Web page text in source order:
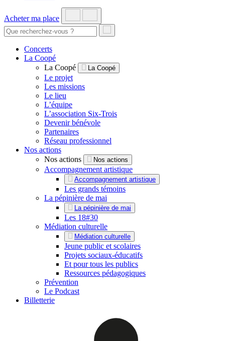
Acheter ma place
Concerts
La Coopé
La Coopé
La Coopé
Le projet
Les missions
Le lieu
L’équipe
L’association Six-Trois
Devenir bénévole
Partenaires
Réseau professionnel
Nos actions
Nos actions
Nos actions
Accompagnement artistique
Accompagnement artistique
Les grands témoins
La pépinière de mai
La pépinière de mai
Les 18#30
Médiation culturelle
Médiation culturelle
Jeune public et scolaires
Projets sociaux-éducatifs
Et pour tous les publics
Ressources pédagogiques
Prévention
Le Podcast
Billetterie